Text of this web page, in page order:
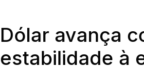
Dólar avança
estabilidade à